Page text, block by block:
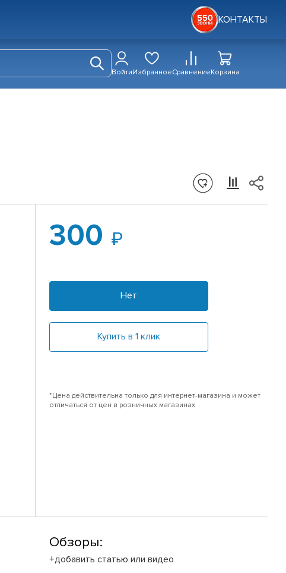
КОНТАКТЫ
ВойтиИзбранноеСравнениеКорзина
300
Нет
Купить в 1 клик
*Цена действительна только для интернет-магазина и может
отличаться от цен в розничных магазинах
Обзоры:
+добавить статью или видео